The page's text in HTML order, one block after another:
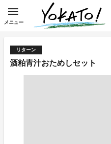
メニュー
リターン
酒粕青汁おためしセット